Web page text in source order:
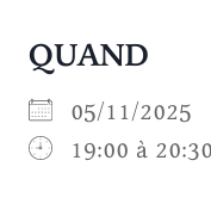
QUAND
05/11/2025
19:00 à 20:30